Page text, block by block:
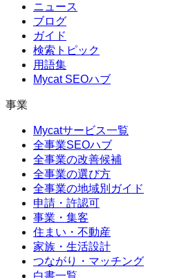
ニュース
ブログ
ガイド
検索トピック
用語集
Mycat SEOハブ
事業
Mycatサービス一覧
全事業SEOハブ
全事業の改善候補
全事業の選び方
全事業の地域別ガイド
申請・許認可
事業・集客
住まい・不動産
家族・生活設計
つながり・マッチング